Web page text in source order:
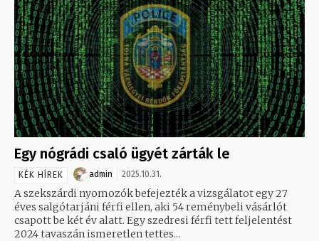
Egy nógrádi csaló ügyét zárták le
KÉK HÍREK admin 2025.10.31.
A szekszárdi nyomozók befejezték a vizsgálatot egy 27
éves salgótarjáni férfi ellen, aki 54 reménybeli vásárlót
csapott be két év alatt. Egy szedresi férfi tett feljelentést
2024 tavaszán ismeretlen tettes...